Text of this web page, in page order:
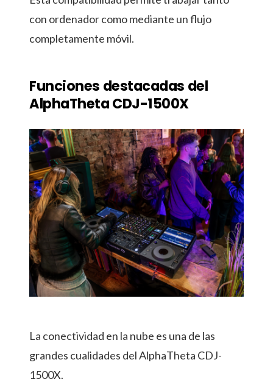
con ordenador como mediante un flujo
completamente móvil.
Funciones destacadas del
AlphaTheta CDJ-1500X
La conectividad en la nube es una de las
grandes cualidades del AlphaTheta CDJ-
1500X.